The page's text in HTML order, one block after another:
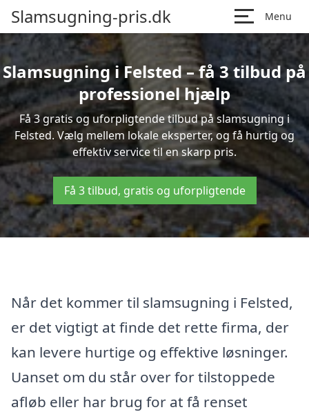
Slamsugning-pris.dk Menu
Slamsugning i Felsted – få 3 tilbud på
professionel hjælp
Få 3 gratis og uforpligtende tilbud på slamsugning i
Felsted. Vælg mellem lokale eksperter, og få hurtig og
effektiv service til en skarp pris.
Få 3 tilbud, gratis og uforpligtende
Når det kommer til slamsugning i Felsted,
er det vigtigt at finde det rette firma, der
kan levere hurtige og effektive løsninger.
Uanset om du står over for tilstoppede
afløb eller har brug for at få renset